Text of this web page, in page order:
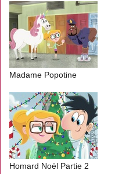
Madame Popotine
Homard Noël Partie 2